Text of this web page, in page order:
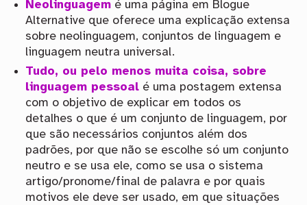
Neolinguagem é uma página em Blogue
Alternative que oferece uma explicação extensa
sobre neolinguagem, conjuntos de linguagem e
linguagem neutra universal.
Tudo, ou pelo menos muita coisa, sobre
linguagem pessoal é uma postagem extensa
com o objetivo de explicar em todos os
detalhes o que é um conjunto de linguagem, por
que são necessários conjuntos além dos
padrões, por que não se escolhe só um conjunto
neutro e se usa ele, como se usa o sistema
artigo/pronome/final de palavra e por quais
motivos ele deve ser usado, em que situações